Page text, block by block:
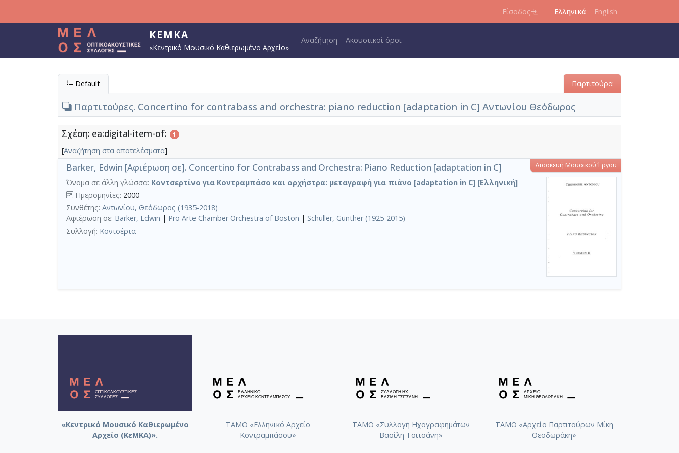
Είσοδος Ελληνικά English
ΚΕΜΚΑ
«Κεντρικό Μουσικό Καθιερωμένο Αρχείο»
Main navigation
Αναζήτηση Ακουστικοί όροι
Default Παρτιτούρα
Παρτιτούρες. Concertino for contrabass and orchestra: piano reduction [adaptation in C] Αντωνίου Θεόδωρος
Σχέση: ea:digital-item-of: 1
[Αναζήτηση στα αποτελέσματα]
Barker, Edwin [Αφιέρωση σε]. Concertino for Contrabass and Orchestra: Piano Reduction [adaptation in C] Διασκευή Μουσικού Έργου
Όνομα σε άλλη γλώσσα: Κοντσερτίνο για Κοντραμπάσο και ορχήστρα: μεταγραφή για πιάνο [adaptation in C] [Ελληνική]
Ημερομηνίες: 2000
Συνθέτης: Αντωνίου, Θεόδωρος (1935-2018)
Αφιέρωση σε: Barker, Edwin | Pro Arte Chamber Orchestra of Boston | Schuller, Gunther (1925-2015)
Συλλογή: Κοντσέρτα
«Κεντρικό Μουσικό Καθιερωμένο
Αρχείο (ΚεΜΚΑ)».
ΤΑΜΟ «Ελληνικό Αρχείο
Κοντραμπάσου»
ΤΑΜΟ «Συλλογή Ηχογραφημάτων
Βασίλη Τσιτσάνη»
ΤΑΜΟ «Αρχείο Παρτιτούρων Μίκη
Θεοδωράκη»